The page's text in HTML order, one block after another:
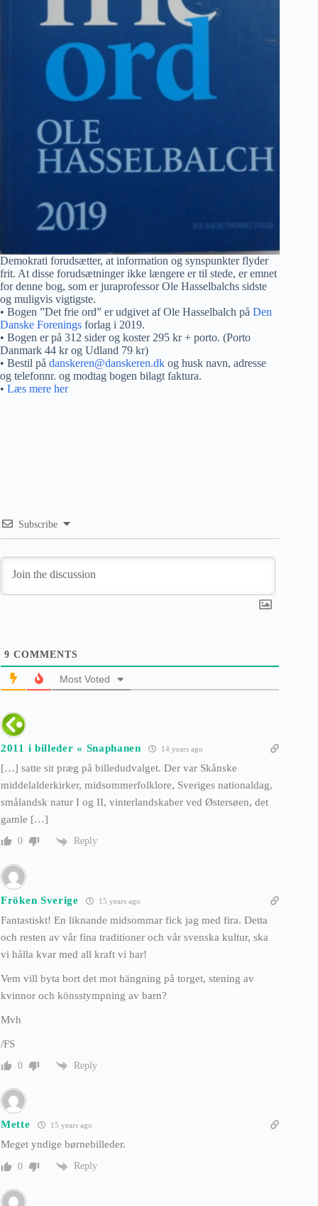
Demokrati forudsætter, at information og synspunkter flyder
frit. At disse forudsætninger ikke længere er til stede, er emnet
for denne bog, som er juraprofessor Ole Hasselbalchs sidste
og muligvis vigtigste.
• Bogen ”Det frie ord” er udgivet af Ole Hasselbalch på Den
Danske Forenings forlag i 2019.
• Bogen er på 312 sider og koster 295 kr + porto. (Porto
Danmark 44 kr og Udland 79 kr)
• Bestil på danskeren@danskeren.dk og husk navn, adresse
og telefonnr. og modtag bogen bilagt faktura.
• Læs mere her
Subscribe
9 COMMENTS
Most Voted
2011 i billeder « Snaphanen 14 years ago
[…] satte sit præg på billedudvalget. Der var Skånske
middelalderkirker, midsommerfolklore, Sveriges nationaldag,
smålandsk natur I og II, vinterlandskaber ved Østersøen, det
gamle […]
0 Reply
Fröken Sverige 15 years ago
Fantastiskt! En liknande midsommar fick jag med fira. Detta
och resten av vår fina traditioner och vår svenska kultur, ska
vi hålla kvar med all kraft vi har!
Vem vill byta bort det mot hängning på torget, stening av
kvinnor och könsstympning av barn?
Mvh
/FS
0 Reply
Mette 15 years ago
Meget yndige børnebilleder.
0 Reply